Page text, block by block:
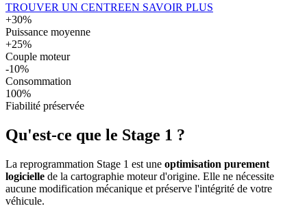
TROUVER UN CENTREEN SAVOIR PLUS
+30%
Puissance moyenne
+25%
Couple moteur
-10%
Consommation
100%
Fiabilité préservée
Qu'est-ce que le Stage 1 ?
La reprogrammation Stage 1 est une optimisation purement
logicielle de la cartographie moteur d'origine. Elle ne nécessite
aucune modification mécanique et préserve l'intégrité de votre
véhicule.